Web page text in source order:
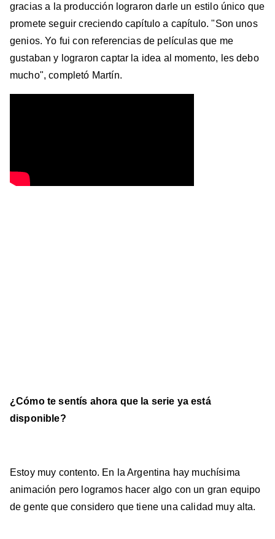
gracias a la producción lograron darle un estilo único que
promete seguir creciendo capítulo a capítulo. "Son unos
genios. Yo fui con referencias de películas que me
gustaban y lograron captar la idea al momento, les debo
mucho", completó Martín.
¿Cómo te sentís ahora que la serie ya está
disponible?
Estoy muy contento. En la Argentina hay muchísima
animación pero logramos hacer algo con un gran equipo
de gente que considero que tiene una calidad muy alta.